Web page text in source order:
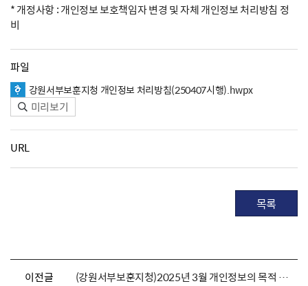
* 개정사항 : 개인정보 보호책임자 변경 및 자체 개인정보 처리방침 정
비
파일
강원서부보훈지청 개인정보 처리방침(250407시행).hwpx
미리보기
URL
목록
이전글 (강원서부보훈지청)2025년 3월 개인정보의 목적 외 이용 및 제3자 제공 내역고지